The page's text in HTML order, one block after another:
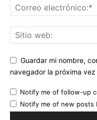
Guardar mi nombre,
navegador la próxima
Notify me of follow-up
Notify me of new posts